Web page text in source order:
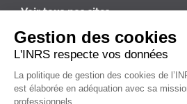
Voir tous nos sites →
INRS English
INRS (english version)